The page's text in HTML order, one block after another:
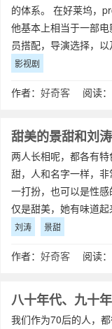
的体系。 在好莱坞，
他基本上相当于一部
员搭配，导演选择，
影视剧
作者： 好奇客 阅读
两人长相呢，都各有
甜，人和名字一样，
一打扮，也可以是性
仅是甜美，她有味道
《澳门风云》的电影中
刘涛 景甜
作者： 好奇客 阅读
我们作为70后的人，